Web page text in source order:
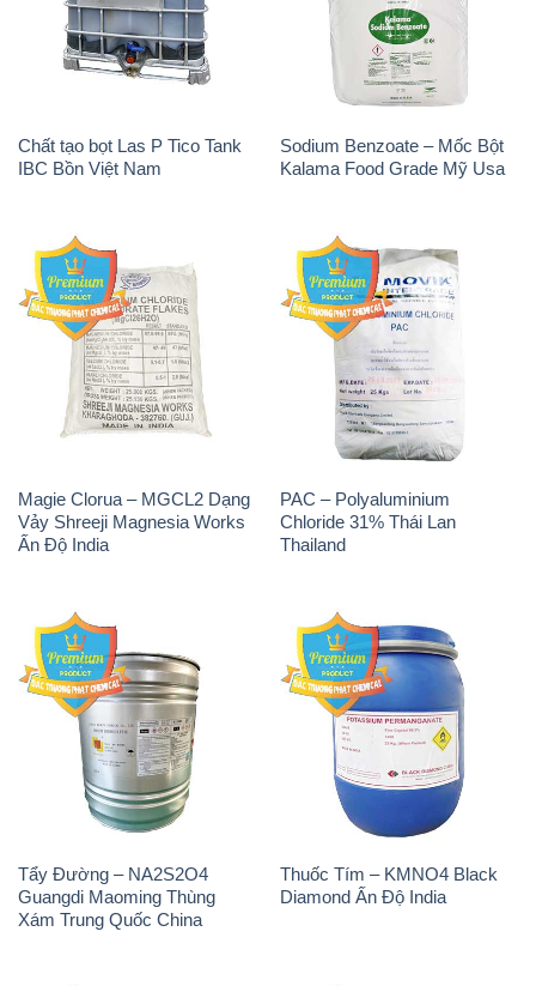
Chất tạo bọt Las P Tico Tank
IBC Bồn Việt Nam
Sodium Benzoate – Mốc Bột
Kalama Food Grade Mỹ Usa
Magie Clorua – MGCL2 Dạng
Vảy Shreeji Magnesia Works
Ấn Độ India
PAC – Polyaluminium
Chloride 31% Thái Lan
Thailand
Tẩy Đường – NA2S2O4
Guangdi Maoming Thùng
Xám Trung Quốc China
Thuốc Tím – KMNO4 Black
Diamond Ấn Độ India